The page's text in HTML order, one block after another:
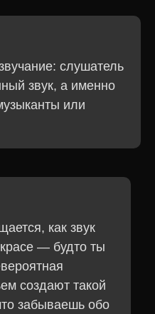
слушатель
звук, а именно
или
как звук
— будто ты
создают такой
забываешь обо
Соц сети